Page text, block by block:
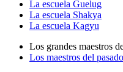
La escuela Guelug
La escuela Shakya
La escuela Kagyu
Los grandes maestros
Los maestros del pasado